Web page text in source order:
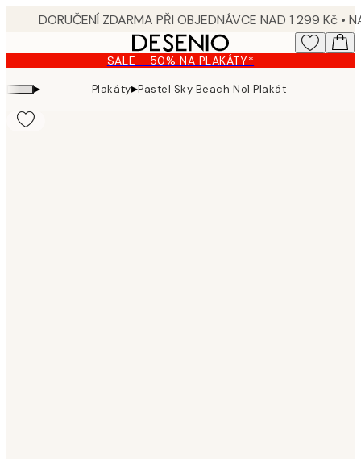
content.
SALE - 50% NA PLAKÁTY*
▸ Plakáty▸Pastel Sky Beach No1 Plakát